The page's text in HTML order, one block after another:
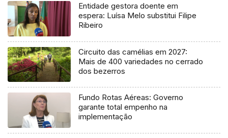
Entidade gestora doente em
espera: Luísa Melo substitui Filipe
Ribeiro
Circuito das camélias em 2027:
Mais de 400 variedades no cerrado
dos bezerros
Fundo Rotas Aéreas: Governo
garante total empenho na
implementação